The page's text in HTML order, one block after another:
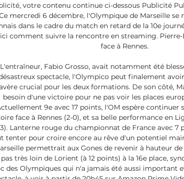
votre contenu continue ci-dessous Publicité
mercredi 6 décembre, l'Olympique de Marseille se
dans le cadre du match en retard de la 10e
comment suivre la rencontre en streaming.
face à Rennes.
L'entraîneur, Fabio Grosso, avait notamment été
spectacle, l'Olympico peut finalement
crucial pour les deux formations. De son côté,
besoin d'une victoire pour ne pas voir les places
9e avec 17 points, l'OM espère continuer
face à Rennes (2-0), et sa belle performance en
Lanterne rouge du championnat de France avec 7
tenter pour croire encore au rêve d'un potentiel
permettrait aux Gones de revenir à hauteur
très loin de Lorient (à 12 points) à la 16e place,
des Olympiques qui n'a jamais été aussi important